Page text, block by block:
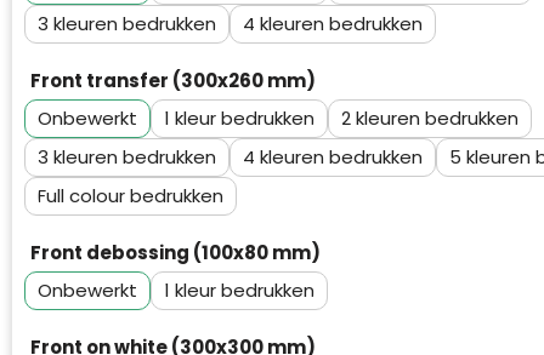
3
4
Front transfer (300x260 mm)
Onbewerkt
1
2
3
4
5
Full colour
Front debossing (100x80 mm)
Onbewerkt
1
Front on white (300x300 mm)